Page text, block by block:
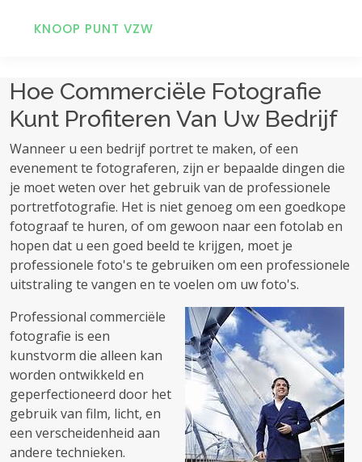
KNOOP PUNT VZW
Hoe Commerciële Fotografie
Kunt Profiteren Van Uw Bedrijf
Wanneer u een bedrijf portret te maken, of een
evenement te fotograferen, zijn er bepaalde dingen die
je moet weten over het gebruik van de professionele
portretfotografie. Het is niet genoeg om een ​​goedkope
fotograaf te huren, of om gewoon naar een fotolab en
hopen dat u een goed beeld te krijgen, moet je
professionele foto's te gebruiken om een ​​professionele
uitstraling te vangen en te voelen om uw foto's.
Professional commerciële
fotografie is een
kunstvorm die alleen kan
worden ontwikkeld en
geperfectioneerd door het
gebruik van film, licht, en
een verscheidenheid aan
andere technieken.